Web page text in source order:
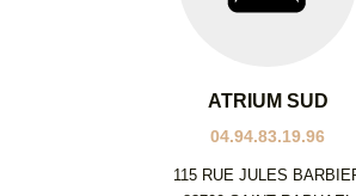
ATRIUM SUD
04.94.83.19.96
115 RUE JULES